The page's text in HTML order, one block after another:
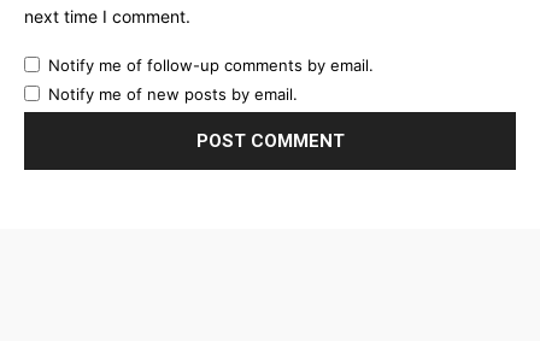
next time I comment.
Notify me of follow-up comments by email.
Notify me of new posts by email.